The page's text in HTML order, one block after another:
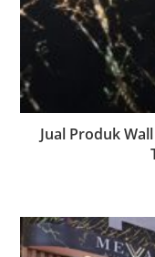
Jual Produk